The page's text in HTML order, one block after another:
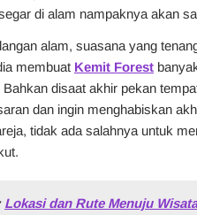
di alam nampaknya akan
alam, suasana yang
membuat Kemit Forest
disaat akhir pekan
dan ingin menghabiskan
tidak ada salahnya untuk
Lokasi dan Rute Menuju